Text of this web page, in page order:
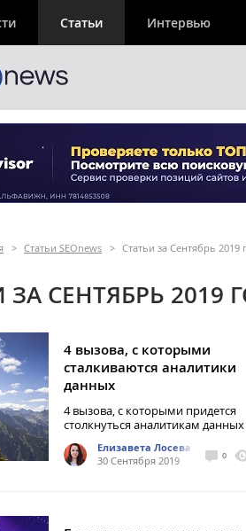
Статьи Интервью
> Статьи SEOnews > Статьи за Сентябрь 2019
ЗА СЕНТЯБРЬ 2019
4 вызова, с которыми
сталкиваются аналитики
данных
4 вызова, с которыми придется
столкнуться аналитикам данных
Елизавета Лосева
30 Сентября 2019
0